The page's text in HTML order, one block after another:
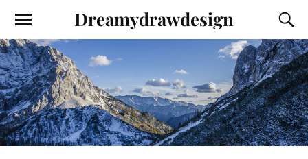
Dreamydrawdesign